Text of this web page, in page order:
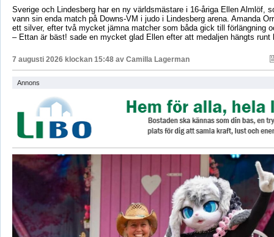
Sverige och Lindesberg har en ny världsmästare i 16-åriga Ellen Almlöf,
vann sin enda match på Downs-VM i judo i Lindesberg arena. Amanda
ett silver, efter två mycket jämna matcher som båda gick till förlängning
– Ettan är bäst! sade en mycket glad Ellen efter att medaljen hängts runt
7 augusti 2026 klockan 15:48 av Camilla Lagerman
Annons